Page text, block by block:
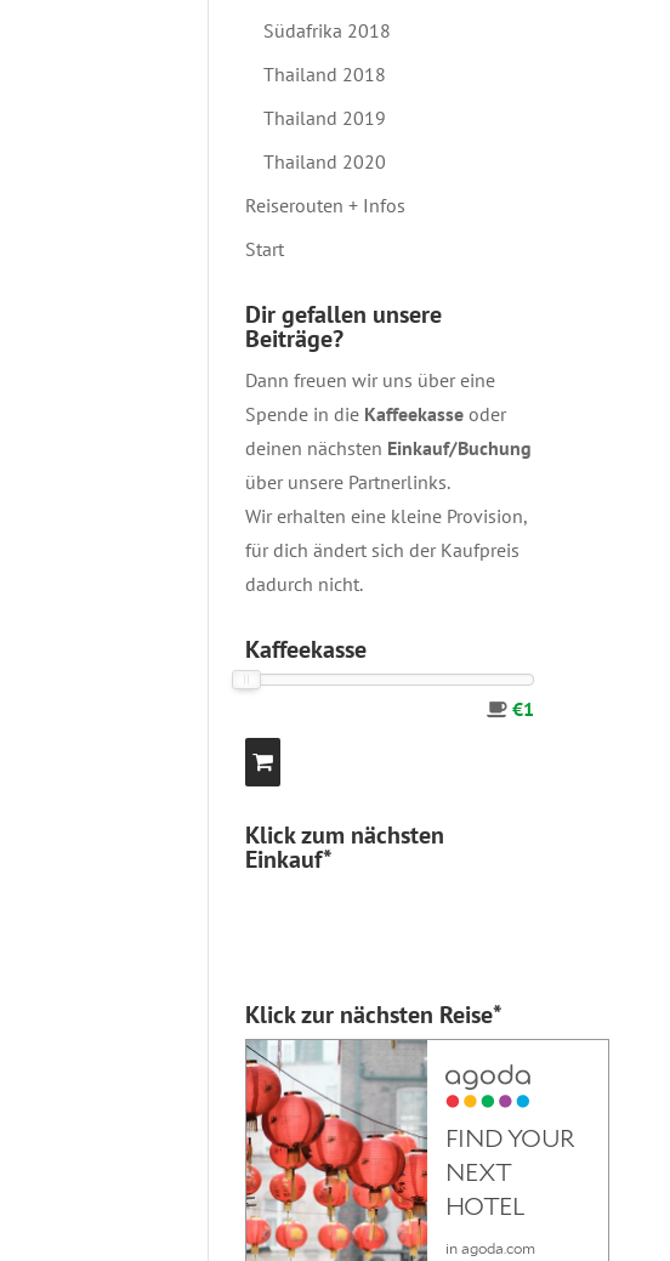
Südafrika 2018
Thailand 2018
Thailand 2019
Thailand 2020
Reiserouten + Infos
Start
Dir gefallen unsere
Beiträge?
Dann freuen wir uns über eine
Spende in die Kaffeekasseoder
deinen nächsten Einkauf/Buchung
über unsere Partnerlinks.
Wir erhalten eine kleine Provision,
für dich ändert sich der Kaufpreis
dadurch nicht.
Kaffeekasse
€1
Klick zum nächsten
Einkauf*
Klick zur nächsten Reise*